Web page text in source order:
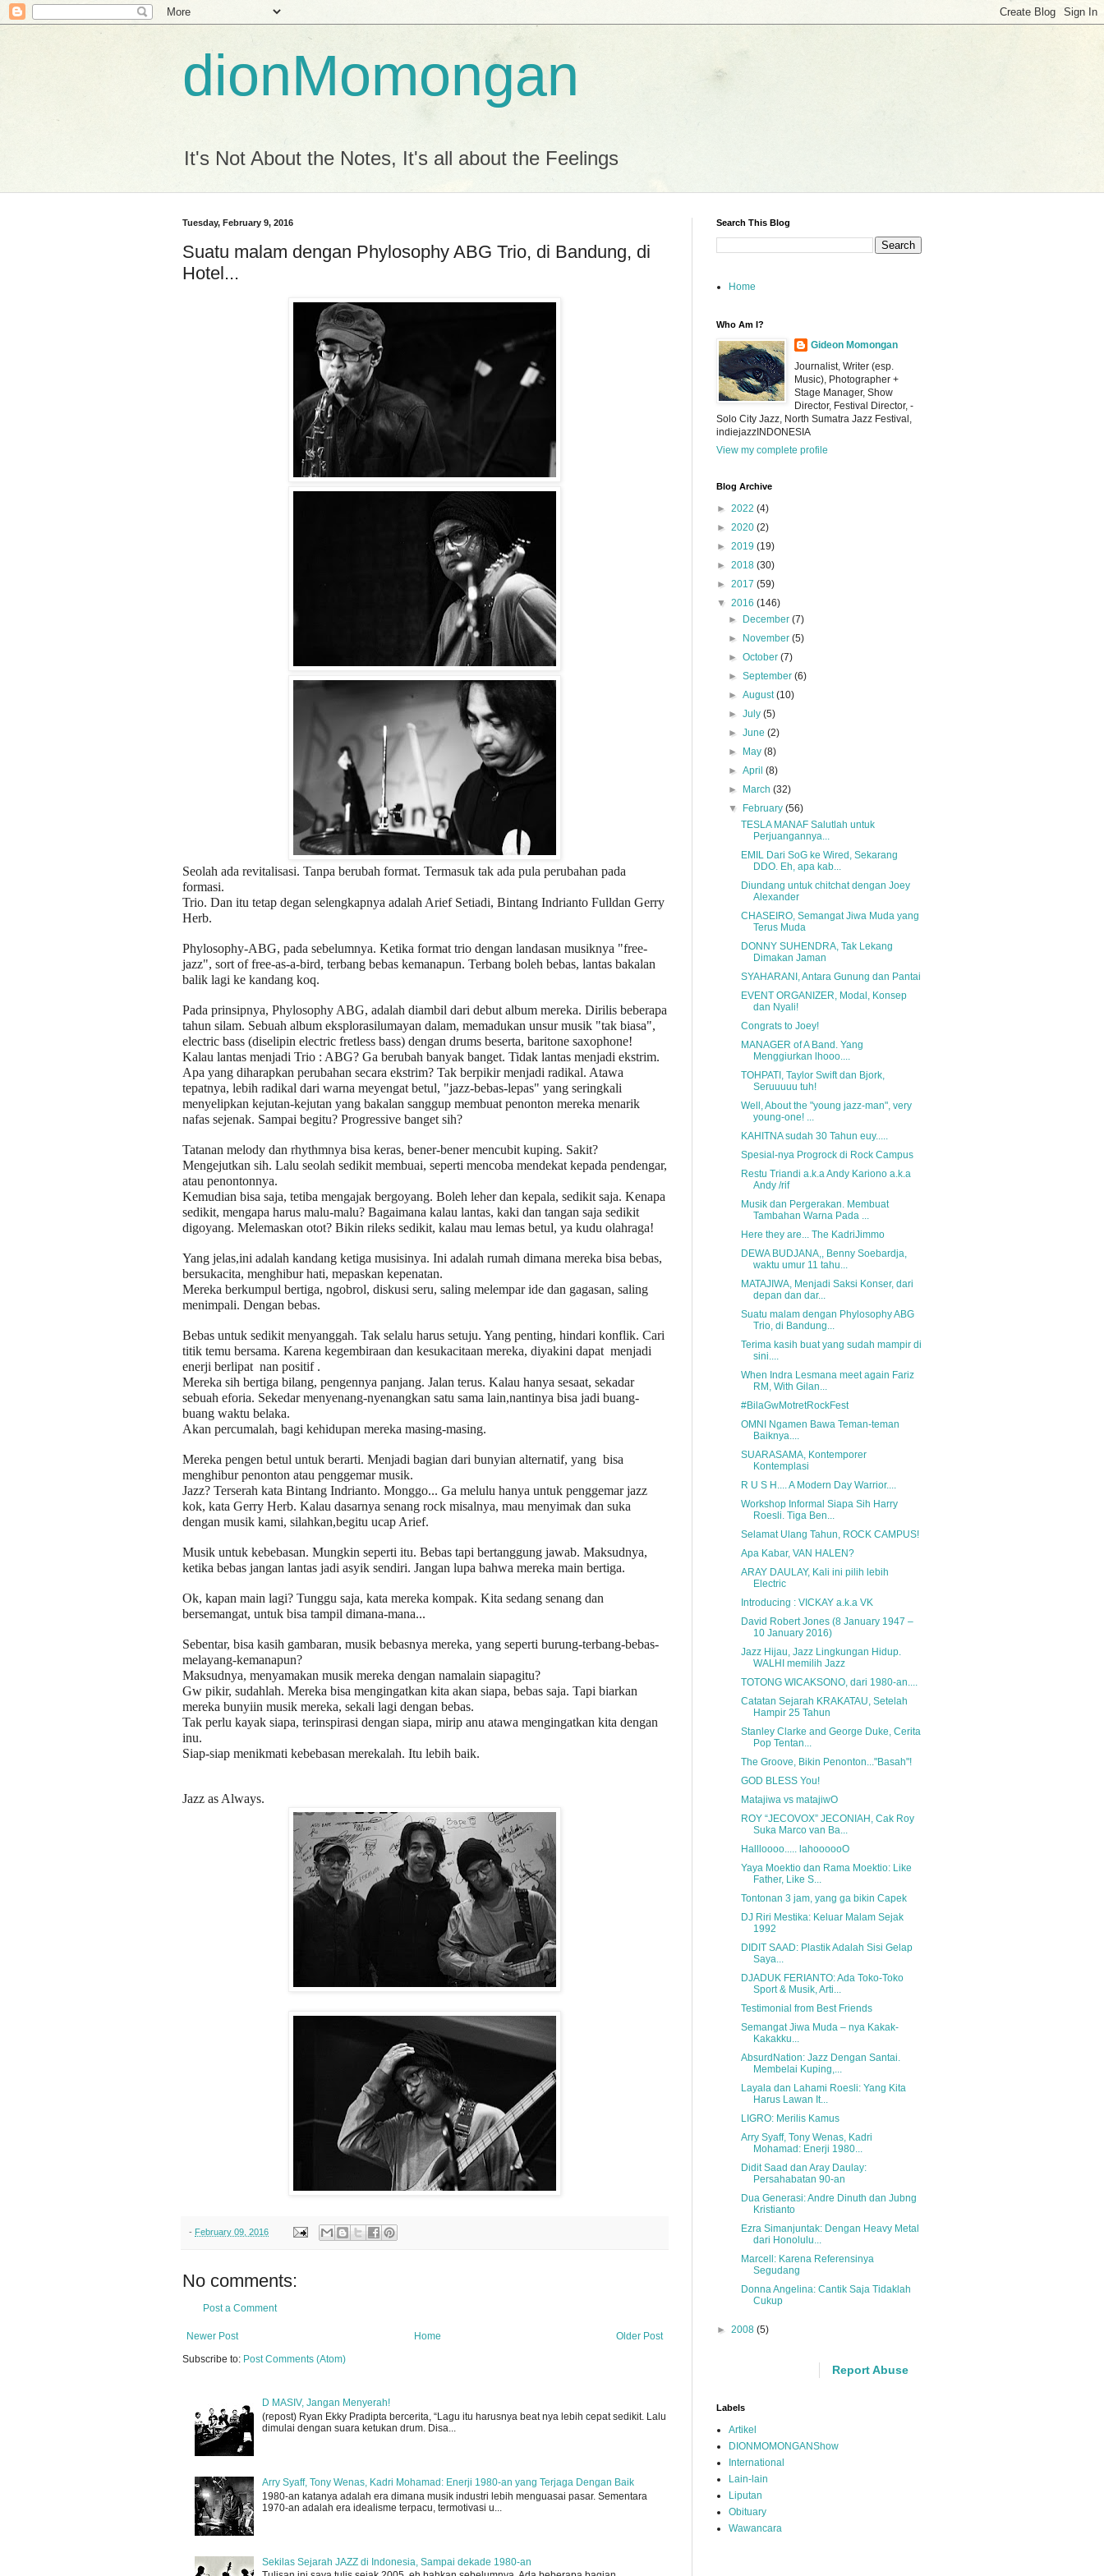
dionMomongan
It's Not About the Notes, It's all about the Feelings
Tuesday, February 9, 2016
Suatu malam dengan Phylosophy ABG Trio, di Bandung, di
Hotel...
Seolah ada revitalisasi. Tanpa berubah format. Termasuk tak ada pula perubahan pada
formasi.
Trio. Dan itu tetap degan selengkapnya adalah Arief Setiadi, Bintang Indrianto Fulldan Gerry
Herb.
Phylosophy-ABG, pada sebelumnya. Ketika format trio dengan landasan musiknya "free-
jazz", sort of free-as-a-bird, terbang bebas kemanapun. Terbang boleh bebas, lantas bakalan
balik lagi ke kandang koq.
Pada prinsipnya, Phylosophy ABG, adalah diambil dari debut album mereka. Dirilis beberapa
tahun silam. Sebuah album eksplorasilumayan dalam, memadukan unsur musik "tak biasa",
electric bass (diselipin electric fretless bass) dengan drums beserta, baritone saxophone!
Kalau lantas menjadi Trio : ABG? Ga berubah banyak banget. Tidak lantas menjadi ekstrim.
Apa yang diharapkan perubahan secara ekstrim? Tak berpikir menjadi radikal. Atawa
tepatnya, lebih radikal dari warna meyengat betul, "jazz-bebas-lepas" yang seringkali
menyelipkan kejutan-kejutan yang bakalan sanggup membuat penonton mereka menarik
nafas sejenak. Sampai begitu? Progressive banget sih?
Tatanan melody dan rhythmnya bisa keras, bener-bener mencubit kuping. Sakit?
Mengejutkan sih. Lalu seolah sedikit membuai, seperti mencoba mendekat kepada pendengar,
atau penontonnya.
Kemudian bisa saja, tetiba mengajak bergoyang. Boleh leher dan kepala, sedikit saja. Kenapa
sedikit, mengapa harus malu-malu? Bagaimana kalau lantas, kaki dan tangan saja sedikit
digoyang. Melemaskan otot? Bikin rileks sedikit, kalau mau lemas betul, ya kudu olahraga!
Yang jelas,ini adalah kandang ketiga musisinya. Ini adalah rumah dimana mereka bisa bebas,
bersukacita, menghibur hati, mepaskan kepenatan.
Mereka berkumpul bertiga, ngobrol, diskusi seru, saling melempar ide dan gagasan, saling
menimpali. Dengan bebas.
Bebas untuk sedikit menyanggah. Tak selalu harus setuju. Yang penting, hindari konflik. Cari
titik temu bersama. Karena kegembiraan dan kesukacitaan mereka, diyakini dapat menjadi
enerji berlipat nan positif .
Mereka sih bertiga bilang, pengennya panjang. Jalan terus. Kalau hanya sesaat, sekadar
sebuah eforia. Sekedar menyenang-nyenangkan satu sama lain,nantinya bisa jadi buang-
buang waktu belaka.
Akan percumalah, bagi kehidupan mereka masing-masing.
Mereka pengen betul untuk berarti. Menjadi bagian dari bunyian alternatif, yang bisa
menghibur penonton atau penggemar musik.
Jazz? Terserah kata Bintang Indrianto. Monggo... Ga melulu hanya untuk penggemar jazz
kok, kata Gerry Herb. Kalau dasarnya senang rock misalnya, mau menyimak dan suka
dengan musik kami, silahkan,begitu ucap Arief.
Musik untuk kebebasan. Mungkin seperti itu. Bebas tapi bertanggung jawab. Maksudnya,
ketika bebas jangan lantas jadi asyik sendiri. Jangan lupa bahwa mereka main bertiga.
Ok, kapan main lagi? Tunggu saja, kata mereka kompak. Kita sedang senang dan
bersemangat, untuk bisa tampil dimana-mana...
Sebentar, bisa kasih gambaran, musik bebasnya mereka, yang seperti burung-terbang-bebas-
melayang-kemanapun?
Maksudnya, menyamakan musik mereka dengan namalain siapagitu?
Gw pikir, sudahlah. Mereka bisa mengingatkan kita akan siapa, bebas saja. Tapi biarkan
mereka bunyiin musik mereka, sekali lagi dengan bebas.
Tak perlu kayak siapa, terinspirasi dengan siapa, mirip anu atawa mengingatkan kita dengan
inu.
Siap-siap menikmati kebebasan merekalah. Itu lebih baik.
Jazz as Always.
- February 09, 2016
No comments:
Post a Comment
Newer Post Older Post
Home
Subscribe to: Post Comments (Atom)
D MASIV, Jangan Menyerah!
(repost) Ryan Ekky Pradipta bercerita, “Lagu itu harusnya beat nya lebih cepat sedikit. Lalu
dimulai dengan suara ketukan drum. Disa...
Arry Syaff, Tony Wenas, Kadri Mohamad: Enerji 1980-an yang Terjaga Dengan Baik
1980-an katanya adalah era dimana musik industri lebih menguasai pasar. Sementara
1970-an adalah era idealisme terpacu, termotivasi u...
Sekilas Sejarah JAZZ di Indonesia, Sampai dekade 1980-an
Search This Blog
Home
Who Am I?
Gideon Momongan
Journalist, Writer (esp.
Music), Photographer +
Stage Manager, Show
Director, Festival Director, -
Solo City Jazz, North Sumatra Jazz Festival,
indiejazzINDONESIA
View my complete profile
Blog Archive
► 2022 (4)
► 2020 (2)
► 2019 (19)
► 2018 (30)
► 2017 (59)
▼ 2016 (146)
►
December(7)
►
November(5)
►October(7)
►September(6)
►August(10)
►July(5)
►June(2)
►
May(8)
►April(8)
►
March(32)
▼
February(56)
TESLA MANAF Salutlah untuk
Perjuangannya...
EMIL Dari SoG ke Wired, Sekarang
DDO. Eh, apa kab...
Diundang untuk chitchat dengan Joey
Alexander
CHASEIRO, Semangat Jiwa Muda yang
Terus Muda
DONNY SUHENDRA, Tak Lekang
Dimakan Jaman
SYAHARANI, Antara Gunung dan Pantai
EVENT ORGANIZER, Modal, Konsep
dan Nyali!
Congrats to Joey!
MANAGER of A Band. Yang
Menggiurkan lhooo....
TOHPATI, Taylor Swift dan Bjork,
Seruuuuu tuh!
Well, About the "young jazz-man", very
young-one! ...
KAHITNA sudah 30 Tahun euy.....
Spesial-nya Progrock di Rock Campus
Restu Triandi a.k.a Andy Kariono a.k.a
Andy /rif
Musik dan Pergerakan. Membuat
Tambahan Warna Pada ...
Here they are... The KadriJimmo
DEWA BUDJANA,, Benny Soebardja,
waktu umur 11 tahu...
MATAJIWA, Menjadi Saksi Konser, dari
depan dan dar...
Suatu malam dengan Phylosophy ABG
Trio, di Bandung...
Terima kasih buat yang sudah mampir di
sini....
When Indra Lesmana meet again Fariz
RM, With Gilan...
#BilaGwMotretRockFest
OMNI Ngamen Bawa Teman-teman
Baiknya....
SUARASAMA, Kontemporer
Kontemplasi
R U S H.... A Modern Day Warrior....
Workshop Informal Siapa Sih Harry
Roesli. Tiga Ben...
Selamat Ulang Tahun, ROCK CAMPUS!
Apa Kabar, VAN HALEN?
ARAY DAULAY, Kali ini pilih lebih
Electric
Introducing : VICKAY a.k.a VK
David Robert Jones (8 January 1947 –
10 January 2016)
Jazz Hijau, Jazz Lingkungan Hidup.
WALHI memilih Jazz
TOTONG WICAKSONO, dari 1980-an....
Catatan Sejarah KRAKATAU, Setelah
Hampir 25 Tahun
Stanley Clarke and George Duke, Cerita
Pop Tentan...
The Groove, Bikin Penonton..."Basah"!
GOD BLESS You!
Matajiwa vs matajiwO
ROY “JECOVOX” JECONIAH, Cak Roy
Suka Marco van Ba...
Hallloooo..... lahoooooO
Yaya Moektio dan Rama Moektio: Like
Father, Like S...
Tontonan 3 jam, yang ga bikin Capek
DJ Riri Mestika: Keluar Malam Sejak
1992
DIDIT SAAD: Plastik Adalah Sisi Gelap
Saya...
DJADUK FERIANTO: Ada Toko-Toko
Sport & Musik, Arti...
Testimonial from Best Friends
Semangat Jiwa Muda – nya Kakak-
Kakakku...
AbsurdNation: Jazz Dengan Santai.
Membelai Kuping,...
Layala dan Lahami Roesli: Yang Kita
Harus Lawan It...
LIGRO: Merilis Kamus
Arry Syaff, Tony Wenas, Kadri
Mohamad: Enerji 1980...
Didit Saad dan Aray Daulay:
Persahabatan 90-an
Dua Generasi: Andre Dinuth dan Jubng
Kristianto
Ezra Simanjuntak: Dengan Heavy Metal
dari Honolulu...
Marcell: Karena Referensinya
Segudang
Donna Angelina: Cantik Saja Tidaklah
Cukup
► 2008 (5)
Report Abuse
Labels
Artikel
DIONMOMONGANShow
International
Lain-lain
Liputan
Obituary
Wawancara